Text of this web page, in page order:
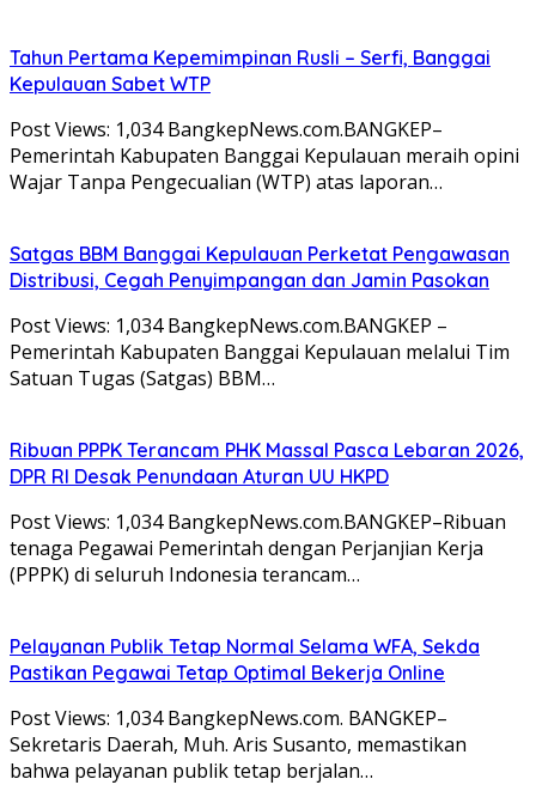
Tahun Pertama Kepemimpinan Rusli – Serfi, Banggai
Kepulauan Sabet WTP
Post Views: 1,034 BangkepNews.com.BANGKEP–
Pemerintah Kabupaten Banggai Kepulauan meraih opini
Wajar Tanpa Pengecualian (WTP) atas laporan…
Satgas BBM Banggai Kepulauan Perketat Pengawasan
Distribusi, Cegah Penyimpangan dan Jamin Pasokan
Post Views: 1,034 BangkepNews.com.BANGKEP –
Pemerintah Kabupaten Banggai Kepulauan melalui Tim
Satuan Tugas (Satgas) BBM…
Ribuan PPPK Terancam PHK Massal Pasca Lebaran 2026,
DPR RI Desak Penundaan Aturan UU HKPD
Post Views: 1,034 BangkepNews.com.BANGKEP–Ribuan
tenaga Pegawai Pemerintah dengan Perjanjian Kerja
(PPPK) di seluruh Indonesia terancam…
Pelayanan Publik Tetap Normal Selama WFA, Sekda
Pastikan Pegawai Tetap Optimal Bekerja Online
Post Views: 1,034 BangkepNews.com. BANGKEP–
Sekretaris Daerah, Muh. Aris Susanto, memastikan
bahwa pelayanan publik tetap berjalan…